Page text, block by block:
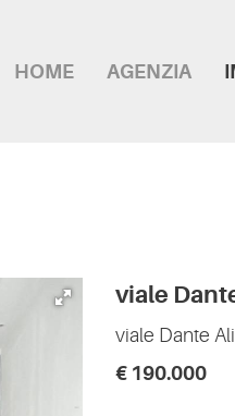
HOME AGENZIA
viale
viale Dante
€ 190.000